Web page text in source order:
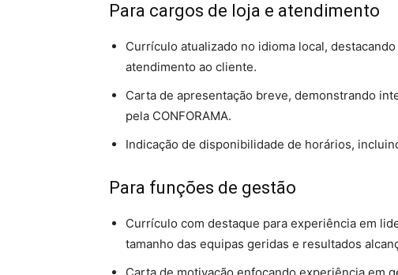
Para cargos de loja e atendimento
Currículo atualizado no idioma local,
atendimento ao cliente.
Carta de apresentação breve, demonstrando
pela CONFORAMA.
Indicação de disponibilidade de horários,
Para funções de gestão
Currículo com destaque para experiência em
tamanho das equipas geridas e resultados